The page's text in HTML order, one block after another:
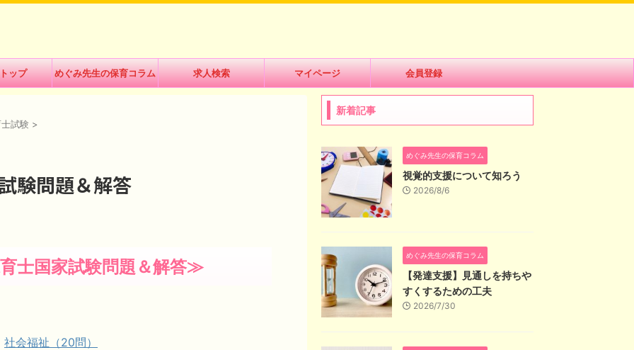
ップ めぐみ先生の保育コラム 求人検索 マイページ 会員登録
試験 >
験問題＆解答
士国家試験問題＆解答≫
社会福祉（20問）
新着記事
めぐみ先生の保育コラム
視覚的支援について知ろう
2026/8/6
めぐみ先生の保育コラム
【発達支援】見通しを持ちや
すくするための工夫
2026/7/30